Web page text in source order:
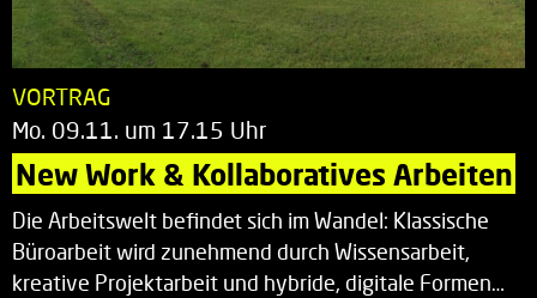
VORTRAG
Mo. 09.11. um 17.15 Uhr
New Work & Kollaboratives Arbeiten
Die Arbeitswelt befindet sich im Wandel: Klassische
Büroarbeit wird zunehmend durch Wissensarbeit,
kreative Projektarbeit und hybride, digitale Formen…